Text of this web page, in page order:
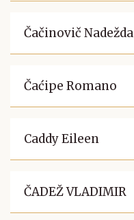
Čačinovič Nadežda
Čaćipe Romano
Caddy Eileen
ČADEŽ VLADIMIR